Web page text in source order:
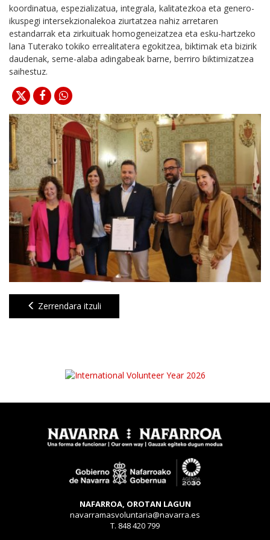
koordinatua, espezializatua, integrala, kalitatezkoa eta genero-
ikuspegi intersekzionalekoa ziurtatzea nahiz arretaren
estandarrak eta zirkuituak homogeneizatzea eta esku-hartzeko
lana Tuterako tokiko errealitatera egokitzea, biktimak eta bizirik
daudenak, seme-alaba adingabeak barne, berriro biktimizatzea
saihestuz.
Zerrendara itzuli
NAFARROA, OROTAN LAGUN
navarramasvoluntaria@navarra.es
T. 848 420 799